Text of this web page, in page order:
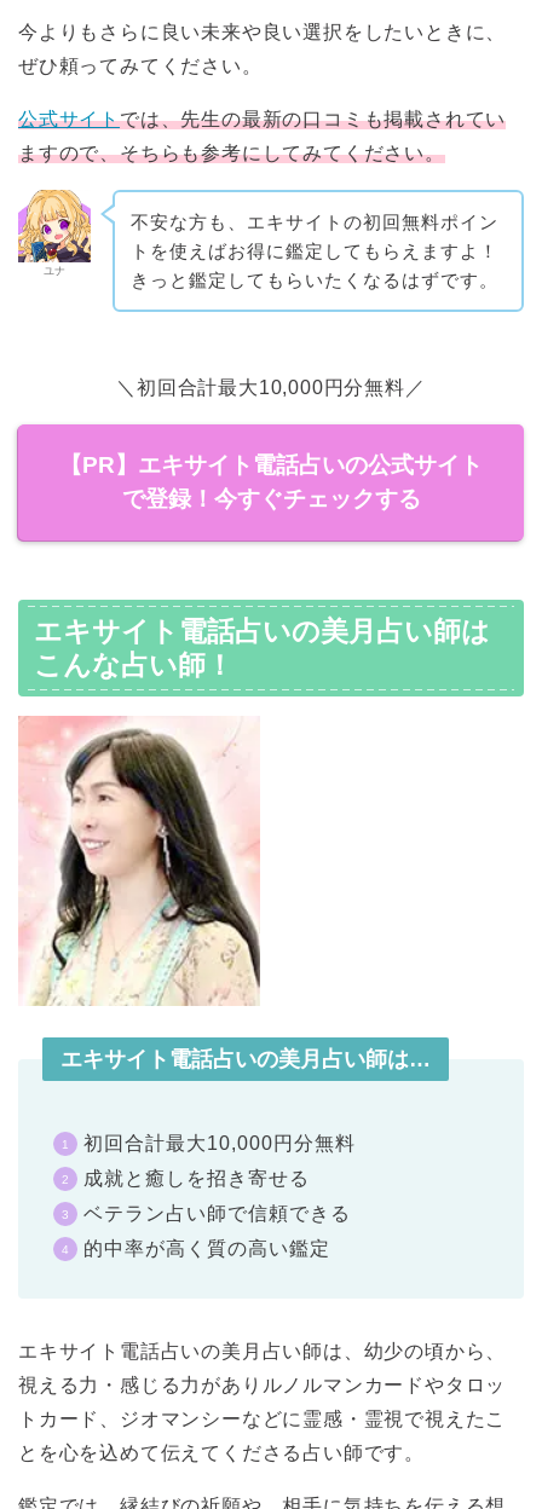
今よりもさらに良い未来や良い選択をしたいときに、
ぜひ頼ってみてください。
公式サイトでは、先生の最新の口コミも掲載されてい
ますので、そちらも参考にしてみてください。
ユナ
不安な方も、エキサイトの初回無料ポイン
トを使えばお得に鑑定してもらえますよ！
きっと鑑定してもらいたくなるはずです。
＼初回合計最大10,000円分無料／
【PR】エキサイト電話占いの公式サイト
で登録！今すぐチェックする
エキサイト電話占いの美月占い師は
こんな占い師！
エキサイト電話占いの美月占い師は…
初回合計最大10,000円分無料
成就と癒しを招き寄せる
ベテラン占い師で信頼できる
的中率が高く質の高い鑑定
エキサイト電話占いの美月占い師は、幼少の頃から、
視える力・感じる力がありルノルマンカードやタロッ
トカード、ジオマンシーなどに霊感・霊視で視えたこ
とを心を込めて伝えてくださる占い師です。